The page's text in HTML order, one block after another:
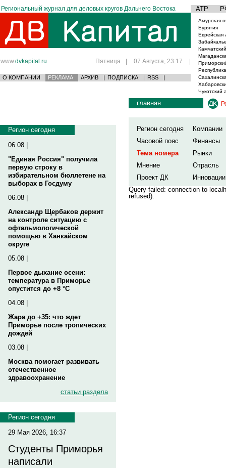
Региональный журнал для деловых кругов Дальнего Востока АТР
www.dvkapital.ru Пятница | 07 Августа, 23:17 |
О КОМПАНИИ РЕКЛАМА АРХИВ | ПОДПИСКА | RSS |
Амурская
Бурятия
Еврейская
Чукотский
Регион сегодня
06.08 |
"Единая Россия" получила
первую строку в
избирательном бюллетене на
выборах в Госдуму
06.08 |
Александр Щербаков держит
на контроле ситуацию с
офтальмологической
помощью в Ханкайском
округе
05.08 |
Первое дыхание осени:
температура в Приморье
опустится до +8 °C
04.08 |
Жара до +35: что ждет
Приморье после тропических
дождей
03.08 |
Москва помогает развивать
отечественное
здравоохранение
статьи раздела
Регион сегодня
29 Мая 2026, 16:37
Студенты Приморья
написали
главная
Регион сегодня
Компании
Часовой пояс
Финансы
Тема номера
Рынки
Мнение
Отрасль
Проект ДК
Инновации
Query failed: connection to
refused).